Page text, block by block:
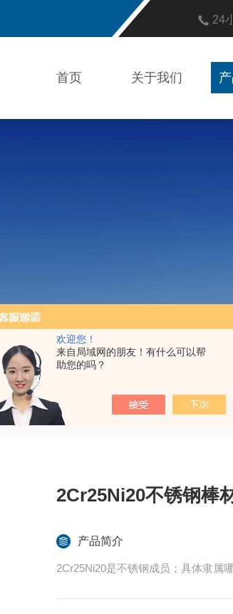
欢迎您！
来自局域网的朋友！有什么可以帮
助您的吗？
24
首页 关于我们
产品中心/ / / 2Cr25Ni202Cr25Ni20
2Cr25Ni20不锈钢棒
产品简介
2Cr25Ni20是不锈钢成员；具体隶属